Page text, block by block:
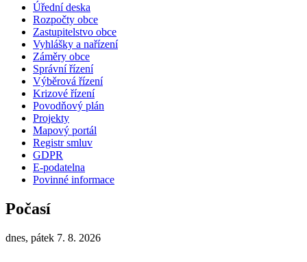
Úřední deska
Rozpočty obce
Zastupitelstvo obce
Vyhlášky a nařízení
Záměry obce
Správní řízení
Výběrová řízení
Krizové řízení
Povodňový plán
Projekty
Mapový portál
Registr smluv
GDPR
E-podatelna
Povinné informace
Počasí
dnes, pátek 7. 8. 2026